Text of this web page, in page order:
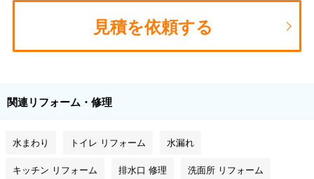
見積を依頼する
関連リフォーム・修理
水まわり トイレ リフォーム 水漏れ
キッチン リフォーム 排水口 修理 洗面所 リフォーム